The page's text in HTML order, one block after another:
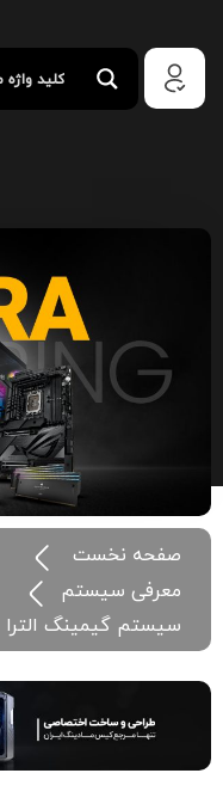
صفحه نخست
معرفی سیستم
سیستم گیمینگ الترا | Gaming Ultra